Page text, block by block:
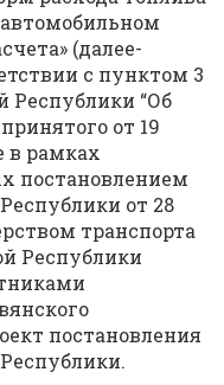
(далее-
с пунктом 3
Республики “Об
от 19
в рамках
постановлением
от 28
транспорта
Республики
постановления